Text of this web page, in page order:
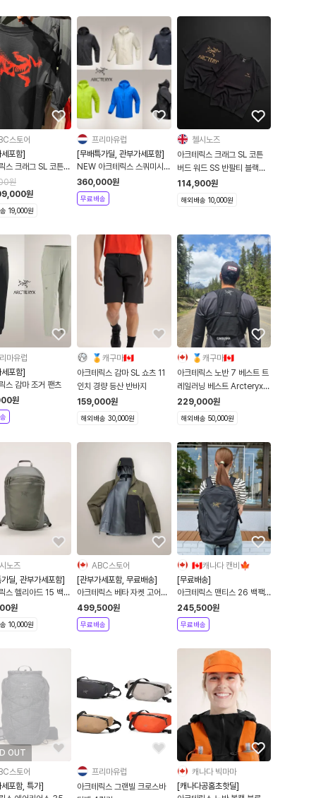
스토어
포함]
스 크래그 SL 코튼
셔츠 SS 반팔티
원
원
19,000원
프리마유럽
[무배특가딜, 관부가세포함]
NEW 아크테릭스 스쿼미시
후디 26SS
360,000원
무료배송
첼시노즈
아크테릭스 크래그 SL 코튼
버드 워드 SS 반팔티 블랙
9535
114,900원
해외배송 10,000원
마유럽
포함]
스 감마 조거 팬츠
원
🏅캐구마🇨🇦
아크테릭스 감마 SL 쇼츠 11
인치 경량 등산 반바지
159,000원
해외배송 30,000원
🏅캐구마🇨🇦
아크테릭스 노반 7 베스트 트
레일러닝 베스트 Arcteryx
Norvan 7 Vest
229,000원
해외배송 50,000원
노즈
딜, 관부가세포함]
스 헬리아드 15 백팩
28412/6057
원
10,000원
ABC스토어
[관부가세포함, 무료배송]
아크테릭스 베타 자켓 고어텍
스 바람막이 등산복 10511
499,500원
무료배송
🇨🇦캐나다 캔비🍁
[무료배송]
아크테릭스 맨티스 26 백팩
가방 mantis
245,500원
무료배송
OUT
스토어
포함, 특가]
프리마유럽
아크테릭스 그랜빌 크로스바
캐나다 빅마마
[캐나다공홈초핫딜]